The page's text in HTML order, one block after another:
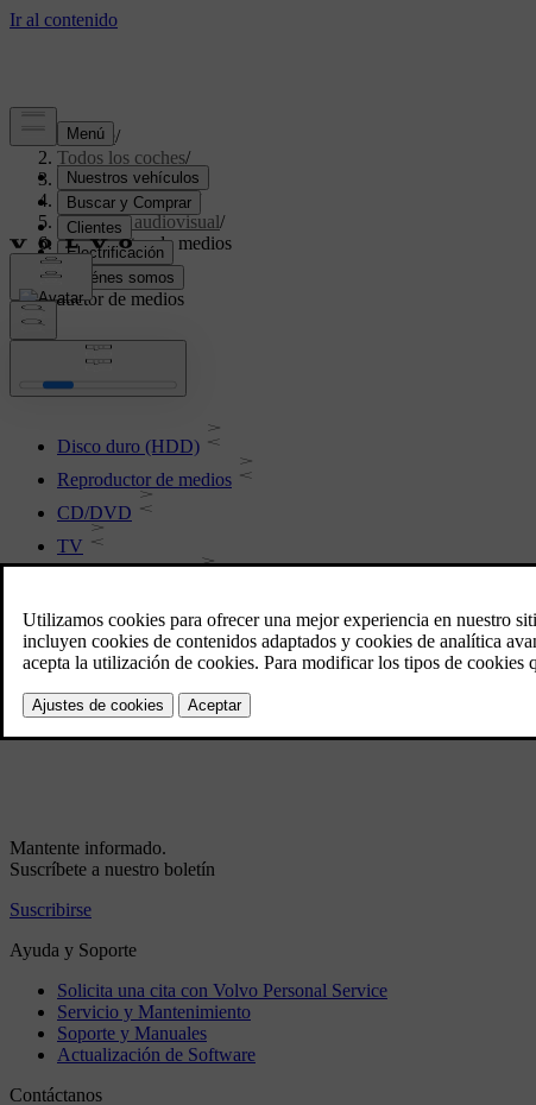
Soporte/
Todos los coches/
V70 2016 /
Manual de usuario
Sistema audiovisual/
Reproductor de medios
Reproductor de medios
Disco duro (HDD)
Reproductor de medios
CD/DVD
TV
Reproductor de medios - formatos de archivo compatibles
Bluetooth®
Fuente de sonido externa con enchufe AUX/USB
Búsqueda multimedia